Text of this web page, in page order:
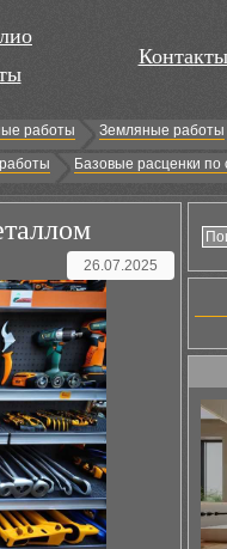
Контакты
работы Земляные работы
Базовые расценки
26.07.2025